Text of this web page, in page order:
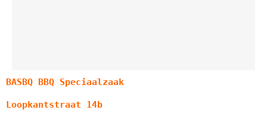
BASBQ BBQ Speciaalzaak
Loopkantstraat 14b